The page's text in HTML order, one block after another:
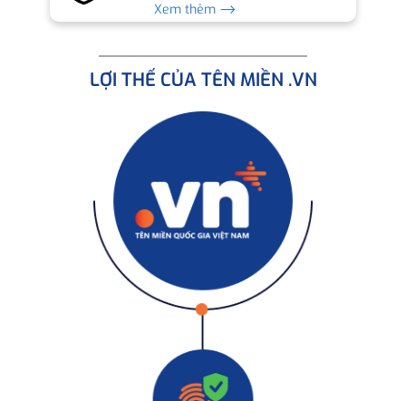
Xem thêm ⟶
LỢI THẾ CỦA TÊN MIỀN .VN